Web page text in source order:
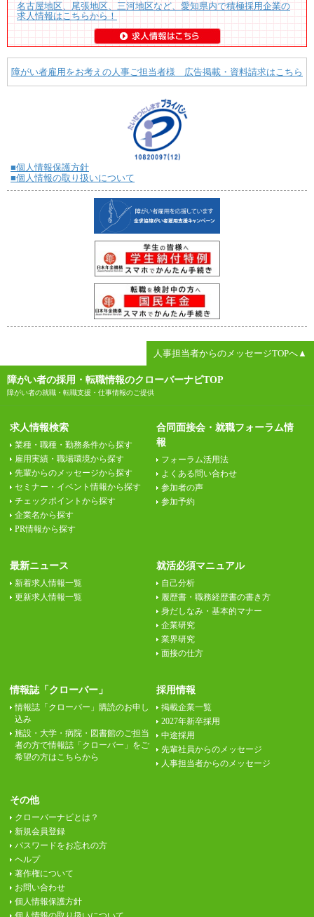
名古屋地区、尾張地区、三河地区など、愛知県内で積極採用企業の
求人情報はこちらから！
障がい者雇用をお考えの人事ご担当者様 広告掲載・資料請求はこちら
■個人情報保護方針
■個人情報の取り扱いについて
人事担当者からのメッセージTOPへ▲
障がい者の採用・転職情報のクローバーナビTOP
障がい者の就職・転職支援・仕事情報のご提供
求人情報検索
業種・職種・勤務条件から探す
雇用実績・職場環境から探す
先輩からのメッセージから探す
セミナー・イベント情報から探す
チェックポイントから探す
企業名から探す
PR情報から探す
合同面接会・就職フォーラム情
報
フォーラム活用法
よくある問い合わせ
参加者の声
参加予約
最新ニュース
新着求人情報一覧
更新求人情報一覧
就活必須マニュアル
自己分析
履歴書・職務経歴書の書き方
身だしなみ・基本的マナー
企業研究
業界研究
面接の仕方
情報誌「クローバー」
情報誌「クローバー」購読のお申し
込み
施設・大学・病院・図書館のご担当
者の方で情報誌「クローバー」をご
希望の方はこちらから
採用情報
掲載企業一覧
2027年新卒採用
中途採用
先輩社員からのメッセージ
人事担当者からのメッセージ
その他
クローバーナビとは？
新規会員登録
パスワードをお忘れの方
ヘルプ
著作権について
お問い合わせ
個人情報保護方針